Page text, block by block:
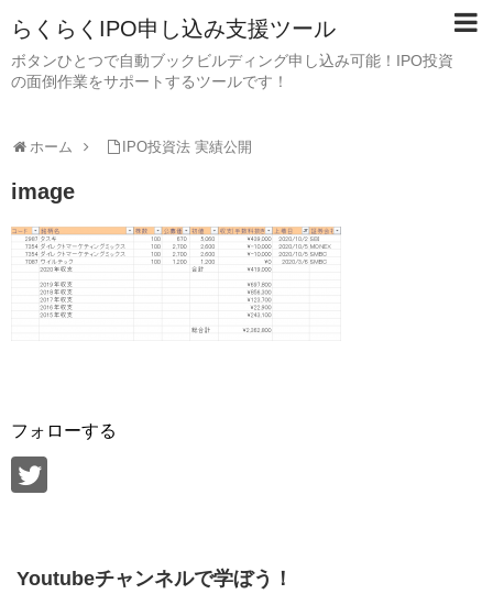
らくらくIPO申し込み支援ツール
ボタンひとつで自動ブックビルディング申し込み可能！IPO投資
の面倒作業をサポートするツールです！
ホーム IPO投資法 実績公開
image
フォローする
Youtubeチャンネルで学ぼう！